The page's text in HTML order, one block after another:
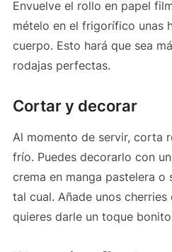
Envuelve el rollo en papel
mételo en el frigorífico unas
cuerpo. Esto hará que sea
rodajas perfectas.
Cortar y decorar
Al momento de servir, corta
frío. Puedes decorarlo con
crema en manga pastelera o
tal cual. Añade unos
quieres darle un toque